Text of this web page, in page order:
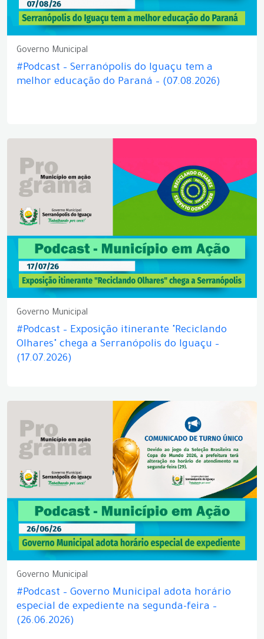
Governo Municipal
#Podcast – Serranópolis do Iguaçu tem a
melhor educação do Paraná – (07.08.2026)
Governo Municipal
#Podcast – Exposição itinerante "Reciclando
Olhares" chega a Serranópolis do Iguaçu –
(17.07.2026)
Governo Municipal
#Podcast – Governo Municipal adota horário
especial de expediente na segunda-feira –
(26.06.2026)